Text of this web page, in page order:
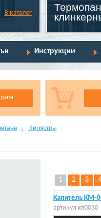
В каталог
Инструкции
Пилястры
1 2 3
Капитель КМ-
артикул кп0030